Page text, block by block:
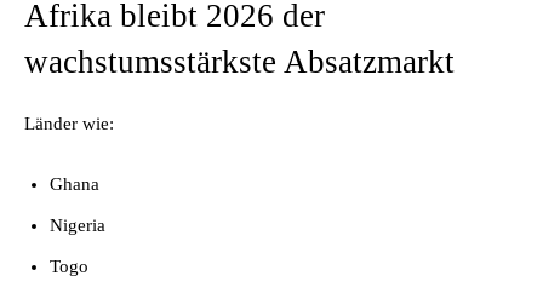
Afrika bleibt 2026 der
wachstumsstärkste Absatzmarkt
Länder wie:
Ghana
Nigeria
Togo